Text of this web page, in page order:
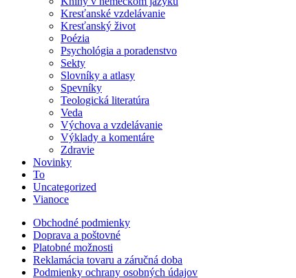
Kresťanské vzdelávanie
Kresťanský život
Poézia
Psychológia a poradenstvo
Sekty
Slovníky a atlasy
Spevníky
Teologická literatúra
Veda
Výchova a vzdelávanie
Výklady a komentáre
Zdravie
Novinky
To
Uncategorized
Vianoce
Obchodné podmienky
Doprava a poštovné
Platobné možnosti
Reklamácia tovaru a záručná doba
Podmienky ochrany osobných údajov